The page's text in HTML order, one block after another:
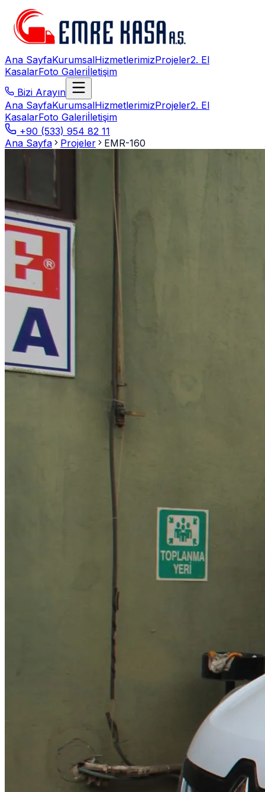
Ana SayfaKurumsalHizmetlerimizProjeler2. El
KasalarFoto Galeriİletişim
Bizi Arayın
Ana SayfaKurumsalHizmetlerimizProjeler2. El
KasalarFoto Galeriİletişim
+90 (533) 954 82 11
Ana Sayfa
Projeler EMR-160